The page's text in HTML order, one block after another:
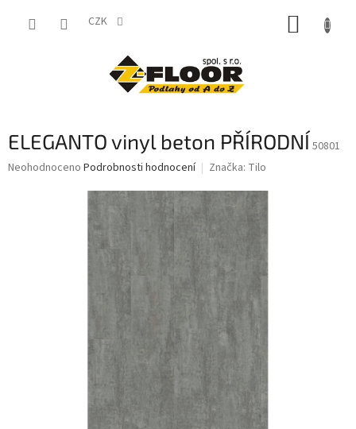
CZK
ELEGANTO vinyl beton PŘÍRODNÍ 50801
Průměrné
Neohodnoceno Podrobnosti hodnocení Značka: Tilo